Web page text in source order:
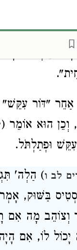
(בָּאוּר)
מַשְׁלִיכוֹ
אַחֵר "דּוֹר
וְכֵן הוּא אוֹמֵר (
וּפְתַלְתֹּל.
לב ו) הַלְה'
בַּשּׁוּק,
וְצוֹהֵב מָה אִם
לוֹ, אִם